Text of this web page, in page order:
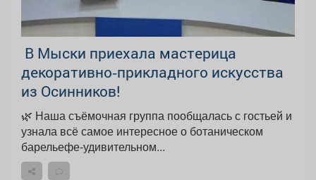
В Мыски приехала мастерица
декоративно‑прикладного искусства
из Осинников!
🌿 Наша съёмочная группа пообщалась с гостьей и
узнала всё самое интересное о ботаническом
барельефе-удивительном...